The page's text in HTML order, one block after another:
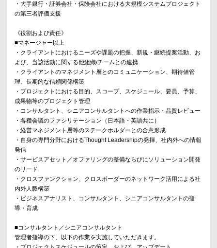
・大手銀行・証券会社・保険会社における大規模システムプロジェクト
の第三者評価支援
《役割および責任》
■マネージャー以上
・クライアントにおけるニーズや課題の把握、新規・継続提案活動、お
よび、当該活動に関する他組織/チームとの連携
・クライアントのマネジメント層とのコミュニケーション、期待値管
理、長期的な信頼関係構築
・プロジェクトにおける目的、スコープ、スケジュール、要員、予算、
成果物等のプロジェクト管理
・コンサルタント、シニアコンサルタントへの作業指示・品質レビュー
・各種会議のファシリテーション（日本語・英語共に）
・経営マネジメント層等のステークホルダーとの合意形成
・自身の専門分野におけるThought Leadershipの発揮、社内外への情報
発信
・サービスアセット／オファリングの整備ならびにソリューション開発
のリード
・クロスファンクション、クロスボーダーのネットワーク活用による社
内外人脈構築
・ビジネスアナリスト、コンサルタント、シニアコンサルタントの指
導・育成
■コンサルタント／シニアコンサルタント
管理者指導の下、以下の作業を実施していただきます。